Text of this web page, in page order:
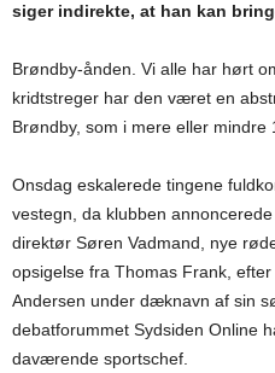
siger indirekte, at han kan
Brøndby-ånden. Vi alle har hørt
kridtstreger har den været en
Brøndby, som i mere eller mindre
Onsdag eskalerede tingene
vestegn, da klubben
direktør Søren Vadmand, nye
opsigelse fra Thomas Frank,
Andersen under dæknavn af sin
debatforummet Sydsiden Online
daværende sportschef.